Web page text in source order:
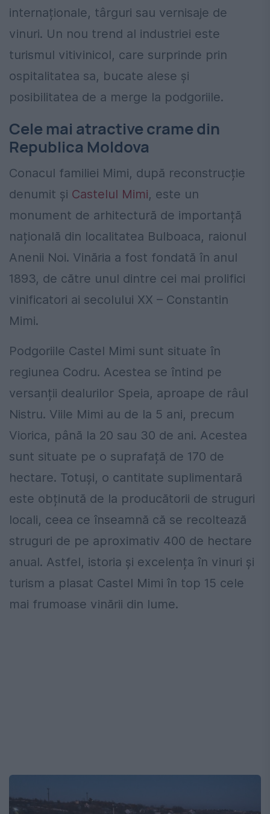
internaționale, târguri sau vernisaje de
vinuri. Un nou trend al industriei este
turismul vitivinicol, care surprinde prin
ospitalitatea sa, bucate alese și
posibilitatea de a merge la podgoriile.
Cele mai atractive crame din
Republica Moldova
Conacul familiei Mimi, după reconstrucție
denumit și Castelul Mimi, este un
monument de arhitectură de importanță
națională din localitatea Bulboaca, raionul
Anenii Noi. Vinăria a fost fondată în anul
1893, de către unul dintre cei mai prolifici
vinificatori ai secolului XX – Constantin
Mimi.
Podgoriile Castel Mimi sunt situate în
regiunea Codru. Acestea se întind pe
versanții dealurilor Speia, aproape de râul
Nistru. Viile Mimi au de la 5 ani, precum
Viorica, până la 20 sau 30 de ani. Acestea
sunt situate pe o suprafață de 170 de
hectare. Totuși, o cantitate suplimentară
este obținută de la producătorii de struguri
locali, ceea ce înseamnă că se recoltează
struguri de pe aproximativ 400 de hectare
anual. Astfel, istoria și excelența în vinuri și
turism a plasat Castel Mimi în top 15 cele
mai frumoase vinării din lume.